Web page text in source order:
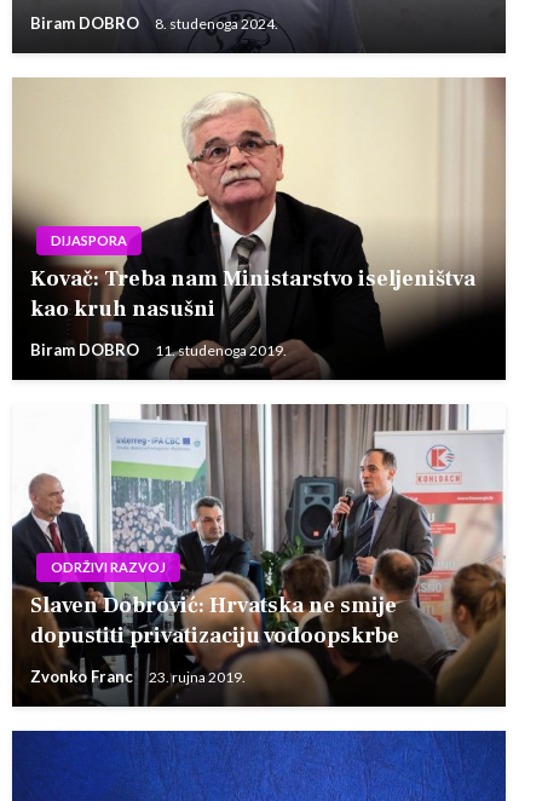
Biram DOBRO 8. studenoga 2024.
DIJASPORA
Kovač: Treba nam Ministarstvo iseljeništva
kao kruh nasušni
Biram DOBRO 11. studenoga 2019.
ODRŽIVI RAZVOJ
Slaven Dobrović: Hrvatska ne smije
dopustiti privatizaciju vodoopskrbe
Zvonko Franc 23. rujna 2019.